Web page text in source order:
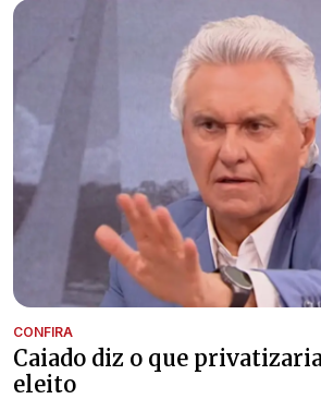
CONFIRA
Caiado diz o que
eleito